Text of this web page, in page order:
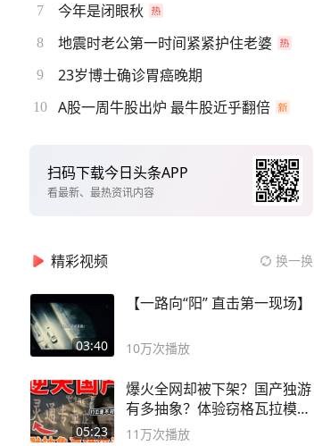
7 今年是闭眼秋
8 地震时老公第一时间紧紧护住老婆
9 23岁博士确诊胃癌晚期
10 A股一周牛股出炉 最牛股近乎翻倍
扫码下载今日头条APP
看最新、最热资讯内容
精彩视频 换一换
03:40
【一路向“阳” 直击第一现场】
10万次播放
05:23
爆火全网却被下架？国产独游
有多抽象？体验窃格瓦拉模拟
器！
11万次播放